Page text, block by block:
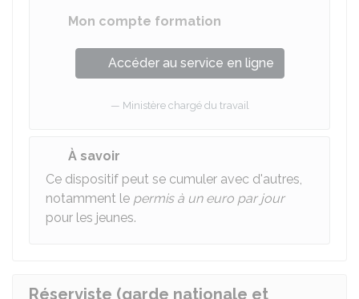
Mon compte formation
Accéder au service en ligne
Ministère chargé du travail
À savoir
Ce dispositif peut se cumuler avec d'autres,
notamment le permis à un euro par jour
pour les jeunes.
Réserviste (garde nationale et